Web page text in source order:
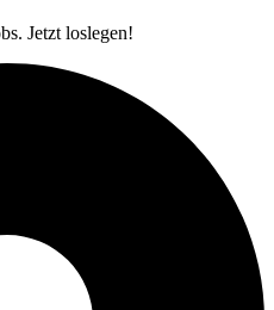
Jetzt loslegen!